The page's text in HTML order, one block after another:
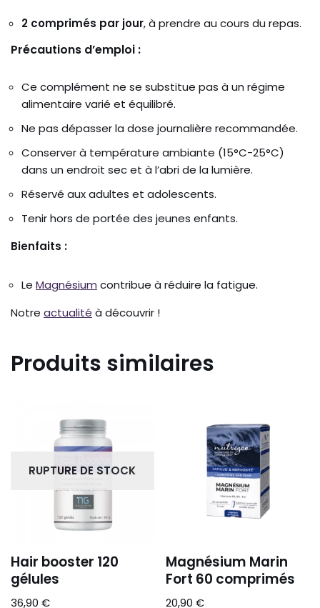
2 comprimés par jour, à prendre au cours du repas.
Précautions d’emploi :
Ce complément ne se substitue pas à un régime
alimentaire varié et équilibré.
Ne pas dépasser la dose journalière recommandée.
Conserver à température ambiante (15°C-25°C)
dans un endroit sec et à l’abri de la lumière.
Réservé aux adultes et adolescents.
Tenir hors de portée des jeunes enfants.
Bienfaits :
Le Magnésium contribue à réduire la fatigue.
Notre actualité à découvrir !
Produits similaires
RUPTURE DE STOCK
Hair booster 120
gélules
36,90 €
Magnésium Marin
Fort 60 comprimés
20,90€